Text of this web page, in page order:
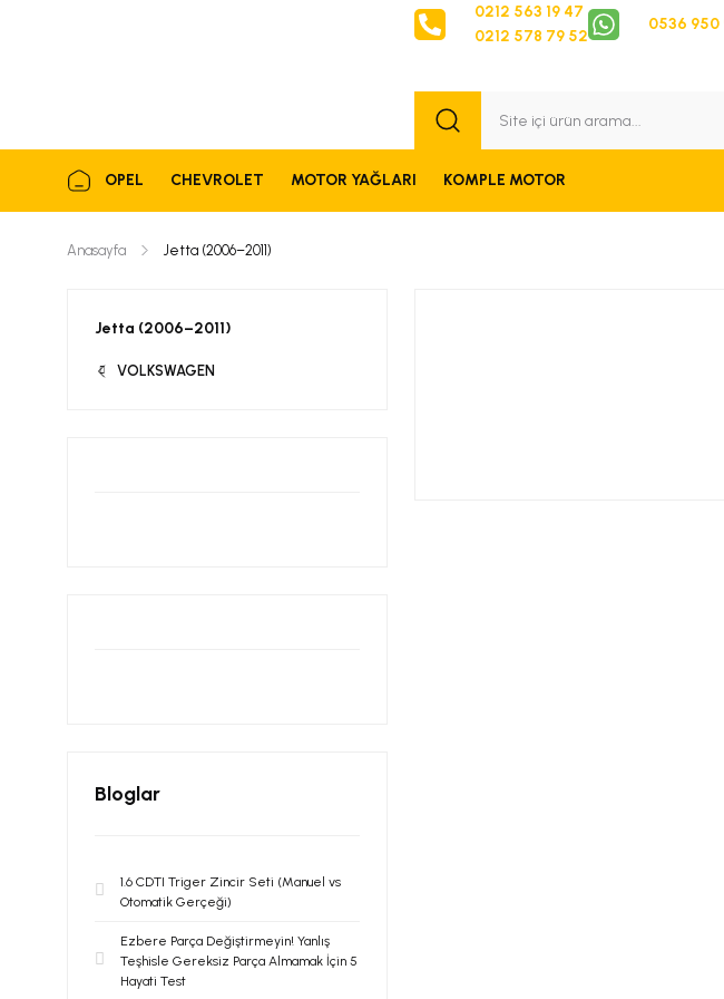
0212 563 19 47
0212 578 79 52
0536 950
OPEL CHEVROLET MOTOR YAĞLARI KOMPLE MOTOR
Anasayfa Jetta (2006–2011)
Jetta (2006–2011)
VOLKSWAGEN
Bloglar
1.6 CDTI Triger Zincir Seti (Manuel vs
Otomatik Gerçeği)
Ezbere Parça Değiştirmeyin! Yanlış
Teşhisle Gereksiz Parça Almamak İçin 5
Hayati Test